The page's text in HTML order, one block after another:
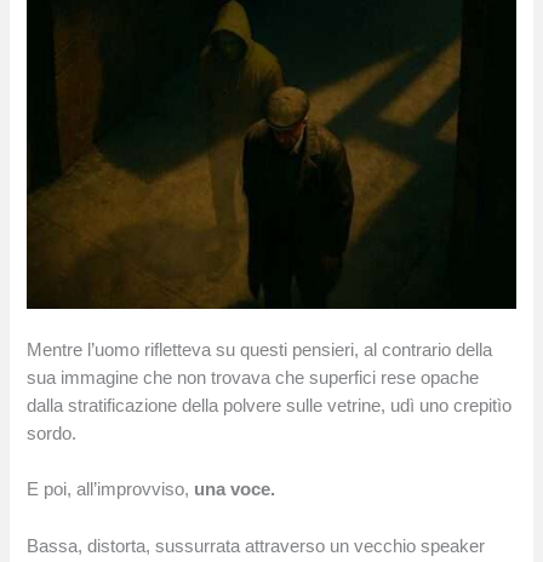
Mentre l’uomo rifletteva su questi pensieri, al contrario della
sua immagine che non trovava che superfici rese opache
dalla stratificazione della polvere sulle vetrine, udì uno crepitìo
sordo.
E poi, all’improvviso, una voce.
Bassa, distorta, sussurrata attraverso un vecchio speaker